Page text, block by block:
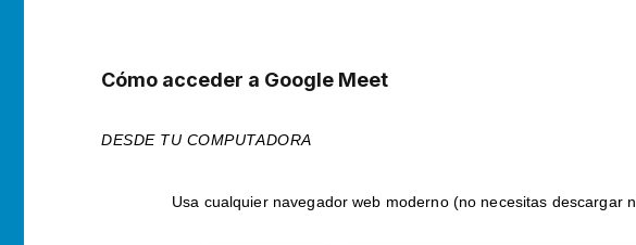
Cómo acceder a Google Meet
DESDE TU COMPUTADORA
Usa cualquier navegador web moderno (no necesitas descargar